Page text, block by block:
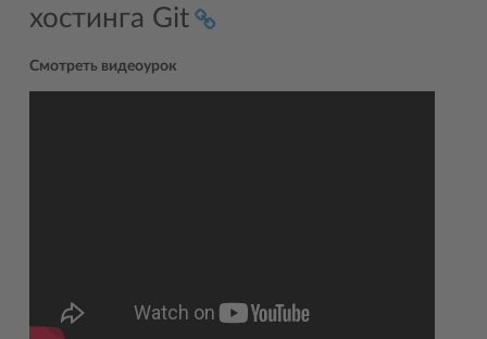
хостинга Git
Смотреть видеоурок